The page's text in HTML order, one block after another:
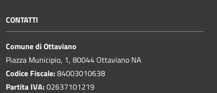
CONTATTI
Comune di Ottaviano
Piazza Municipio, 1, 80044 Ottaviano NA
Codice Fiscale:84003010638
Partita IVA:02637101219